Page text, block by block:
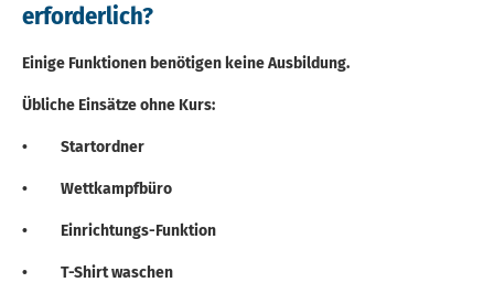
erforderlich?
Einige Funktionen benötigen keine Ausbildung.
Übliche Einsätze ohne Kurs:
• Startordner
• Wettkampfbüro
• Einrichtungs-Funktion
• T-Shirt waschen